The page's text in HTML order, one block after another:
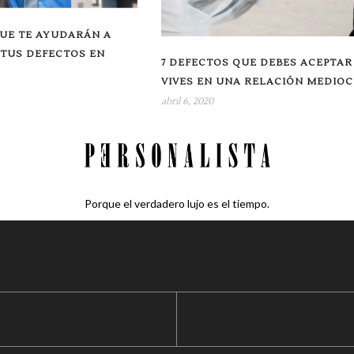
TE AYUDARÁN A
DEFECTOS EN
7 DEFECTOS QUE DEBES
VIVES EN UNA RELACIÓN
abril 6, 2020
Porque el verdadero lujo es el tiempo.